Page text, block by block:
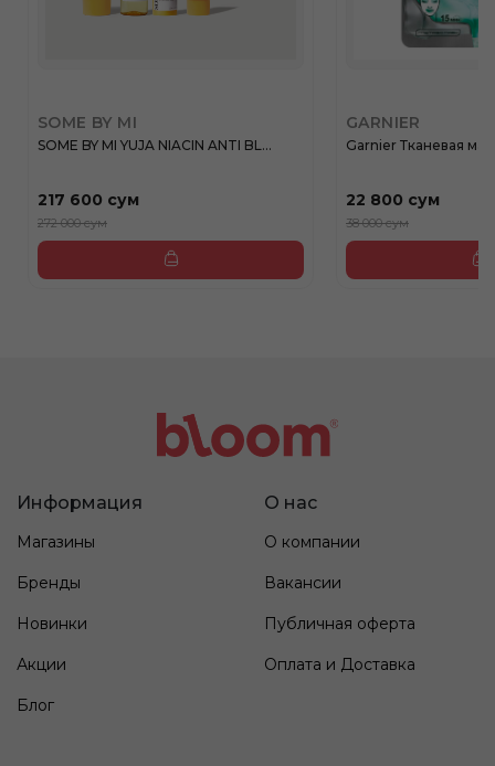
SOME BY MI
SOME BY MI YUJA NIACIN ANTI BL...
217 600 сум
272 000 сум
GARNIER
Garnier Тканевая
22 800 сум
38 000 сум
Информация
Магазины
Бренды
Новинки
Акции
Блог
О нас
О компании
Вакансии
Публичная оферта
Оплата и Доставка